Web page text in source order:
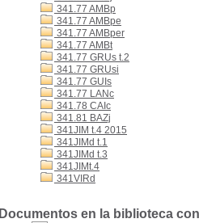
341.77 AMBp
341.77 AMBpe
341.77 AMBper
341.77 AMBt
341.77 GRUs t.2
341.77 GRUsi
341.77 GUIs
341.77 LANc
341.78 CAIc
341.81 BAZj
341JIM t.4 2015
341JIMd t.1
341JIMd t.3
341JIMt.4
341VIRd
Documentos en la biblioteca